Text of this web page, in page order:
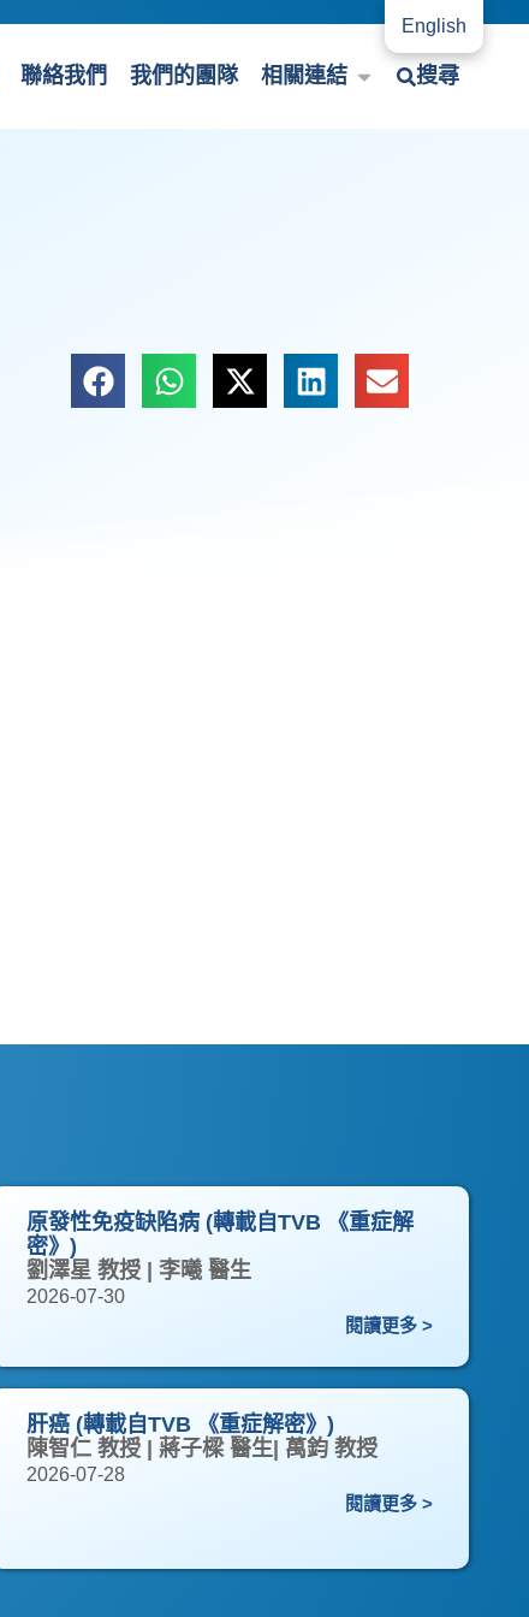
English
聯絡我們 我們的團隊 相關連結 搜尋
原發性免疫缺陷病 (轉載自TVB 《重症解
密》)
劉澤星 教授 | 李曦 醫生
2026-07-30
閱讀更多 >
肝癌 (轉載自TVB 《重症解密》)
陳智仁 教授 | 蔣子樑 醫生| 萬鈞 教授
2026-07-28
閱讀更多 >